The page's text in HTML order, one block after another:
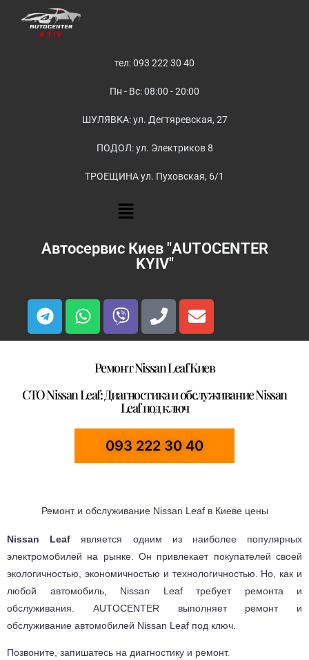
тел: 093 222 30 40
Пн - Вс: 08:00 - 20:00
ШУЛЯВКА: ул. Дегтяревская, 27
ПОДОЛ: ул. Электриков 8
ТРОЕЩИНА ул. Пуховская, 6/1
Автосервис Киев "AUTOCENTER
KYIV"
Ремонт Nissan Leaf Киев
СТО Nissan Leaf: Диагностика и обслуживание Nissan
Leaf под ключ
093 222 30 40
Ремонт и обслуживание Nissan Leaf в Киеве цены
Nissan Leaf является одним из наиболее популярных
электромобилей на рынке. Он привлекает покупателей своей
экологичностью, экономичностью и технологичностью. Но, как и
любой автомобиль, Nissan Leaf требует ремонта и
обслуживания. AUTOCENTER выполняет ремонт и
обслуживание автомобилей Nissan Leaf под ключ.
Позвоните, запишатесь на диагностику и ремонт.